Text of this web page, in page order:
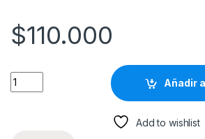
$110.000
El Libro Del Futbol. La Pelota Cuenta
Añadir
Add to wishlist